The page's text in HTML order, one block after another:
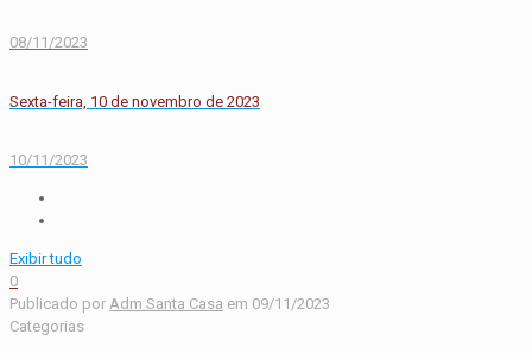
08/11/2023
Sexta-feira, 10 de novembro de 2023
10/11/2023
Exibir tudo
0
Publicado por Adm Santa Casa em 09/11/2023
Categorias